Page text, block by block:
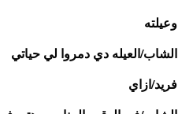
وعيلته
الشاب/العيله دي دمروا لي حياتي
فريد/ازاي